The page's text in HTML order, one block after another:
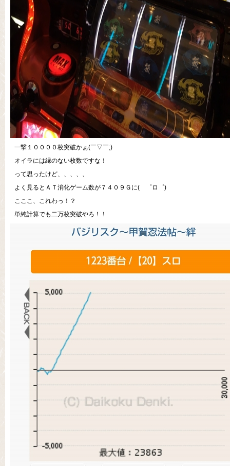
一撃１００００枚突破かぁ(￣▽￣;)
オイラには縁のない枚数ですな！
って思ったけど、、、、、
よく見るとＡＴ消化ゲーム数が７４０９Ｇに( ゜ロ゜)
こここ、これわっ！？
単純計算でも二万枚突破やろ！！